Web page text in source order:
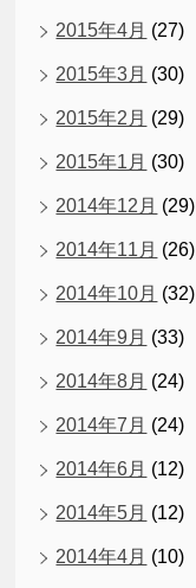
2015年4月 (27)
2015年3月 (30)
2015年2月 (29)
2015年1月 (30)
2014年12月 (29)
2014年11月 (26)
2014年10月 (32)
2014年9月 (33)
2014年8月 (24)
2014年7月 (24)
2014年6月 (12)
2014年5月 (12)
2014年4月 (10)